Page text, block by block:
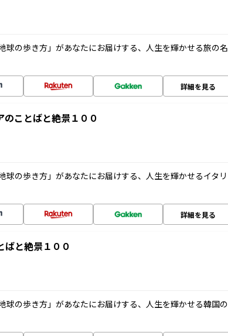
球の歩き方」があなたにお届けする、人生を輝かせる旅の名
詳細を見る
ことばと絶景１００
球の歩き方」があなたにお届けする、人生を輝かせるイタリ
詳細を見る
ばと絶景１００
球の歩き方」があなたにお届けする、人生を輝かせる韓国の